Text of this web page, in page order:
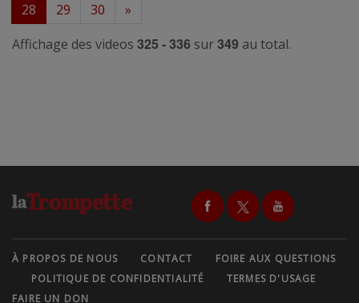
28
29 30
»
Affichage des videos 325 - 336 sur349 au total.
À PROPOS DE NOUS CONTACT
FOIRE AUX QUESTIONS
POLITIQUE DE CONFIDENTIALITÉ
TERMES D'USAGE
FAIRE UN DON